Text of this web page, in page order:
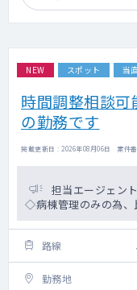
NEW スポット 当
時間調整相談
の勤務です
掲載更新日 : 2026年08月06日 案件
担当エージェン
◇病棟管理のみの為、
路線
勤務地